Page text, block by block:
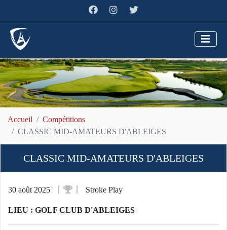
Accueil
Compétitions
CLASSIC MID-AMATEURS D'ABLEIGES
CLASSIC MID-AMATEURS D'ABLEIGES
30 août 2025 Stroke Play
LIEU : GOLF CLUB D'ABLEIGES